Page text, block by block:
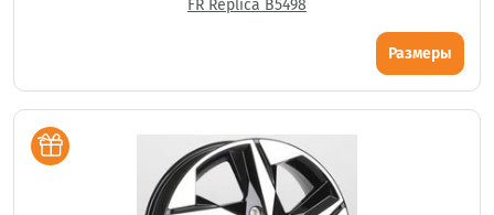
FR Replica B5498
Размеры